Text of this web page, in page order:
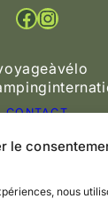
le
nous
Facebook Instagram
CONTACT
Cookies